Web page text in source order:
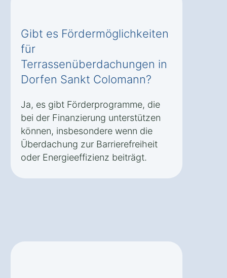
Gibt es Fördermöglichkeiten
für
Terrassenüberdachungen in
Dorfen Sankt Colomann?
Ja, es gibt Förderprogramme, die
bei der Finanzierung unterstützen
können, insbesondere wenn die
Überdachung zur Barrierefreiheit
oder Energieeffizienz beiträgt.